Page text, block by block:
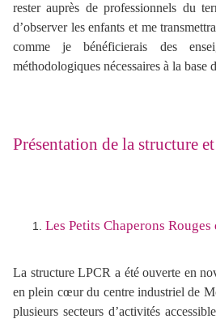
rester auprès de professionnels du
d’observer les enfants et me
comme je bénéficierais des
méthodologiques nécessaires à la base
Présentation de la structure
Les Petits Chaperons
La structure LPCR a été ouverte en
en plein cœur du centre industriel de
plusieurs secteurs d’activités